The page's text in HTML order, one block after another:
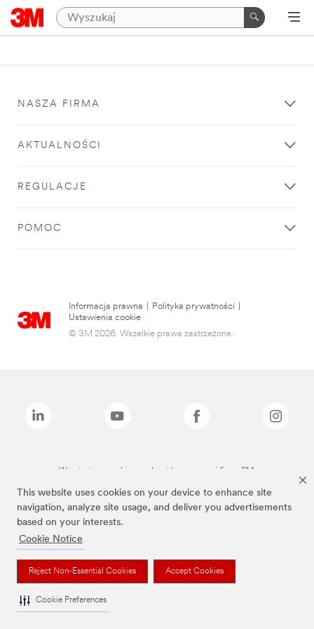
This website uses cookies on your device to enhance site
navigation, analyze site usage, and deliver you advertisements
based on your interests.
Cookie Notice
Reject Non-Essential Cookies Accept Cookies
Cookie Preferences
NASZA FIRMA
AKTUALNOŚCI
REGULACJE
POMOC
Informacja prawna Polityka prywatności
Ustawienia cookie
© 3M 2026. Wszelkie prawa zastrzeżone.
Wymienione marki są znakami towarowymi firmy 3M.